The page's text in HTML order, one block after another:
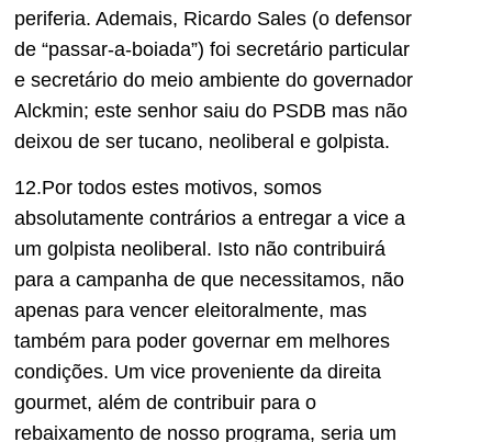
periferia. Ademais, Ricardo Sales (o defensor
de “passar-a-boiada”) foi secretário particular
e secretário do meio ambiente do governador
Alckmin; este senhor saiu do PSDB mas não
deixou de ser tucano, neoliberal e golpista.
12.Por todos estes motivos, somos
absolutamente contrários a entregar a vice a
um golpista neoliberal. Isto não contribuirá
para a campanha de que necessitamos, não
apenas para vencer eleitoralmente, mas
também para poder governar em melhores
condições. Um vice proveniente da direita
gourmet, além de contribuir para o
rebaixamento de nosso programa, seria um